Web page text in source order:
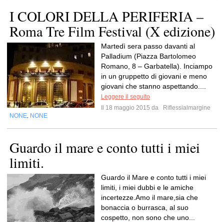
I COLORI DELLA PERIFERIA –
Roma Tre Film Festival (X edizione)
Martedì sera passo davanti al
Palladium (Piazza Bartolomeo
Romano, 8 – Garbatella). Inciampo
in un gruppetto di giovani e meno
giovani che stanno aspettando....
Leggere il seguito
Il 18 maggio 2015 da
Riflessialmargine
NONE NONE
Guardo il mare e conto tutti i miei
limiti.
Guardo il Mare e conto tutti i miei
limiti, i miei dubbi e le amiche
incertezze.Amo il mare,sia che
bonaccia o burrasca, al suo
cospetto, non sono che uno...